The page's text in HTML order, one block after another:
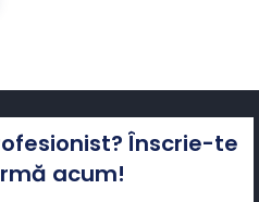
Înscrie-te
acum!